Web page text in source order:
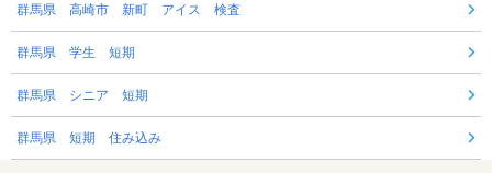
群馬県 高崎市 新町 アイス 検査
群馬県 学生 短期
群馬県 シニア 短期
群馬県 短期 住み込み